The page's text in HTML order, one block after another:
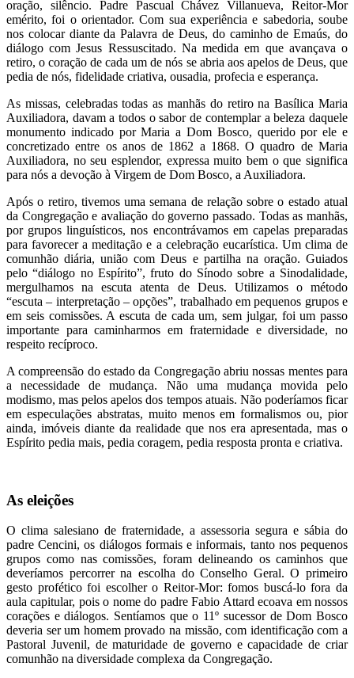
oração, silêncio. Padre Pascual Chávez Villanueva, Reitor-Mor
emérito, foi o orientador. Com sua experiência e sabedoria, soube
nos colocar diante da Palavra de Deus, do caminho de Emaús, do
diálogo com Jesus Ressuscitado. Na medida em que avançava o
retiro, o coração de cada um de nós se abria aos apelos de Deus, que
pedia de nós, fidelidade criativa, ousadia, profecia e esperança.
As missas, celebradas todas as manhãs do retiro na Basílica Maria
Auxiliadora, davam a todos o sabor de contemplar a beleza daquele
monumento indicado por Maria a Dom Bosco, querido por ele e
concretizado entre os anos de 1862 a 1868. O quadro de Maria
Auxiliadora, no seu esplendor, expressa muito bem o que significa
para nós a devoção à Virgem de Dom Bosco, a Auxiliadora.
Após o retiro, tivemos uma semana de relação sobre o estado atual
da Congregação e avaliação do governo passado. Todas as manhãs,
por grupos linguísticos, nos encontrávamos em capelas preparadas
para favorecer a meditação e a celebração eucarística. Um clima de
comunhão diária, união com Deus e partilha na oração. Guiados
pelo “diálogo no Espírito”, fruto do Sínodo sobre a Sinodalidade,
mergulhamos na escuta atenta de Deus. Utilizamos o método
“escuta – interpretação – opções”, trabalhado em pequenos grupos e
em seis comissões. A escuta de cada um, sem julgar, foi um passo
importante para caminharmos em fraternidade e diversidade, no
respeito recíproco.
A compreensão do estado da Congregação abriu nossas mentes para
a necessidade de mudança. Não uma mudança movida pelo
modismo, mas pelos apelos dos tempos atuais. Não poderíamos ficar
em especulações abstratas, muito menos em formalismos ou, pior
ainda, imóveis diante da realidade que nos era apresentada, mas o
Espírito pedia mais, pedia coragem, pedia resposta pronta e criativa.
As eleições
O clima salesiano de fraternidade, a assessoria segura e sábia do
padre Cencini, os diálogos formais e informais, tanto nos pequenos
grupos como nas comissões, foram delineando os caminhos que
deveríamos percorrer na escolha do Conselho Geral. O primeiro
gesto profético foi escolher o Reitor-Mor: fomos buscá-lo fora da
aula capitular, pois o nome do padre Fabio Attard ecoava em nossos
corações e diálogos. Sentíamos que o 11º sucessor de Dom Bosco
deveria ser um homem provado na missão, com identificação com a
Pastoral Juvenil, de maturidade de governo e capacidade de criar
comunhão na diversidade complexa da Congregação.